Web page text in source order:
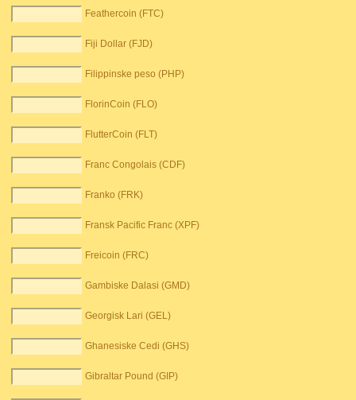
Feathercoin (FTC)
Fiji Dollar (FJD)
Filippinske peso (PHP)
FlorinCoin (FLO)
FlutterCoin (FLT)
Franc Congolais (CDF)
Franko (FRK)
Fransk Pacific Franc (XPF)
Freicoin (FRC)
Gambiske Dalasi (GMD)
Georgisk Lari (GEL)
Ghanesiske Cedi (GHS)
Gibraltar Pound (GIP)